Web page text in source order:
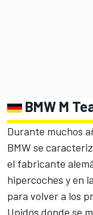
BMW M
Durante muchos
BMW se
el fabricante
hipercoches y en
para volver a los
Unidos donde se